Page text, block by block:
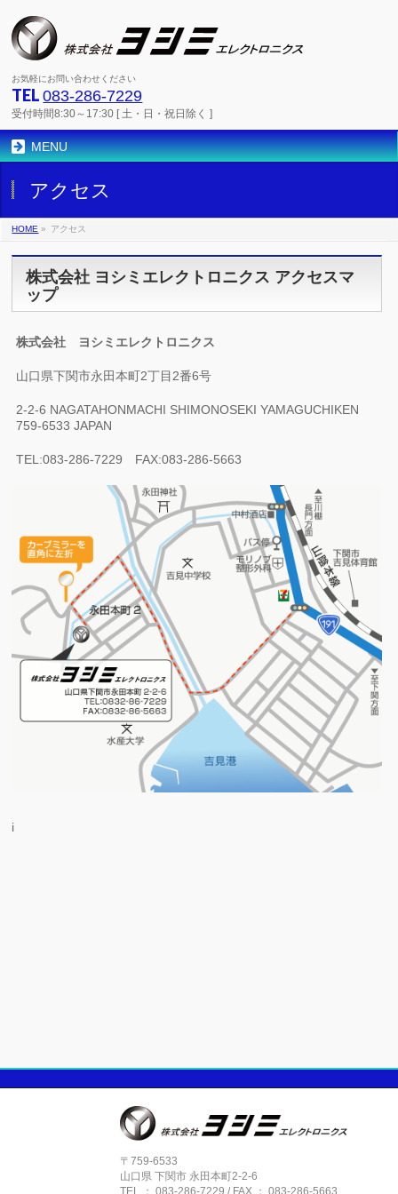
お気軽にお問い合わせください
TEL083-286-7229
受付時間8:30～17:30 [ 土・日・祝日除く ]
MENU
アクセス
HOME » アクセス
株式会社 ヨシミエレクトロニクス アクセスマ
ップ
株式会社 ヨシミエレクトロニクス
山口県下関市永田本町2丁目2番6号
2-2-6 NAGATAHONMACHI SHIMONOSEKI YAMAGUCHIKEN
759-6533 JAPAN
TEL:083-286-7229 FAX:083-286-5663
i
〒759-6533
山口県 下関市 永田本町2-2-6
TEL ： 083-286-7229 / FAX ： 083-286-5663